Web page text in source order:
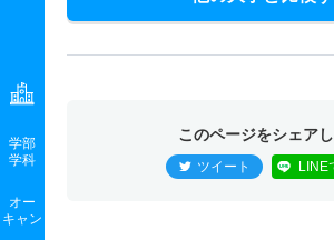
学部
学科
オー
キャン
このページをシェア
ツイート LINE